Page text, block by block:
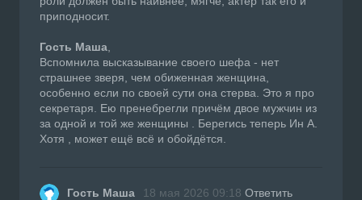
приподносит.
Гость Маша
Вспомнила высказывание своего шефа - нет
страшнее зверя, чем обиженная женщина,
особенно если по своей сути она стерва. Это я про
секретаря. Ею пренебрегли причём двое мужчин из
за одной и той же женщины . Берегись теперь Ин А.
Хотя , может ещё всё и обойдётся.
Гость Маша 18 мая 2026 09:18 Ответить